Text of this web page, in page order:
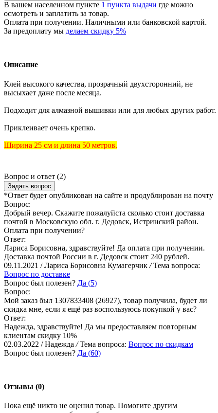
В вашем населенном пункте 1 пункта выдачи где можно
осмотреть и заплатить за товар.
Оплата при получении. Наличными или банковской картой.
За предоплату мы делаем скидку 5%
Описание
Клей высокого качества, прозрачный двухсторонний, не
высыхает даже после месяца.
Подходит для алмазной вышивки или для любых других работ.
Приклеивает очень крепко.
Ширина 25 см и длина 50 метров.
Вопрос и ответ (2)
Задать вопрос
*Ответ будет опубликован на сайте и продублирован на почту
Вопрос:
Добрый вечер. Скажите пожалуйста сколько стоит доставка
почтой в Московскую обл. г. Дедовск, Истринский район.
Оплата при получении?
Ответ:
Лариса Борисовна, здравствуйте! Да оплата при получении.
Доставка почтой России в г. Дедовск стоит 240 рублей.
09.11.2021 / Лариса Борисовна Кумагерчик / Тема вопроса:
Вопрос по доставке
Вопрос был полезен? Да (5)
Вопрос:
Мой заказ был 1307833408 (26927), товар получила, будет ли
скидка мне, если я ещё раз воспользуюсь покупкой у вас?
Ответ:
Надежда, здравствуйте! Да мы предоставляем повторным
клиентам скидку 10%
02.03.2022 / Надежда / Тема вопроса: Вопрос по скидкам
Вопрос был полезен? Да (60)
Отзывы (0)
Пока ещё никто не оценил товар. Помогите другим